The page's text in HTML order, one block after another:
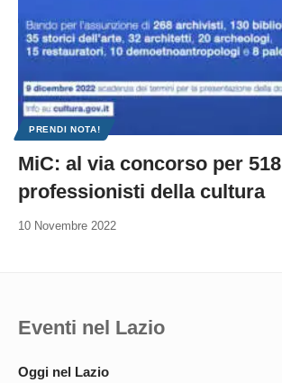
PRENDI NOTA!
MiC: al via concorso per 518
professionisti della cultura
10 Novembre 2022
Eventi nel Lazio
Oggi nel Lazio